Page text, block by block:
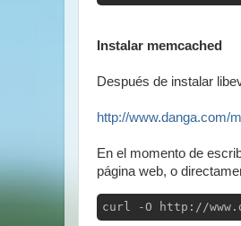
Instalar memcached
Después de instalar
http://www.danga.com/
En el momento de
página web, o
curl -O http://